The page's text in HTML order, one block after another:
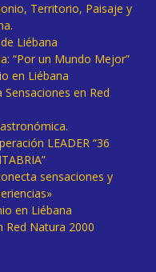
Territorio, Paisaje y
Liébana
“Por un Mundo Mejor”
en Liébana
en Red
LEADER “36
sensaciones y
en Liébana
Red Natura 2000